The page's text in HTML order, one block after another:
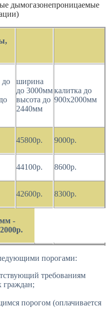
дымогазонепроницаемые
ширина
до 3000мм
высота до
2440мм
калитка до
900х2000мм
45800р. 9000р.
44100р. 8600р.
42600р. 8300р.
-
порогами:
требованиям
порогом (оплачивается